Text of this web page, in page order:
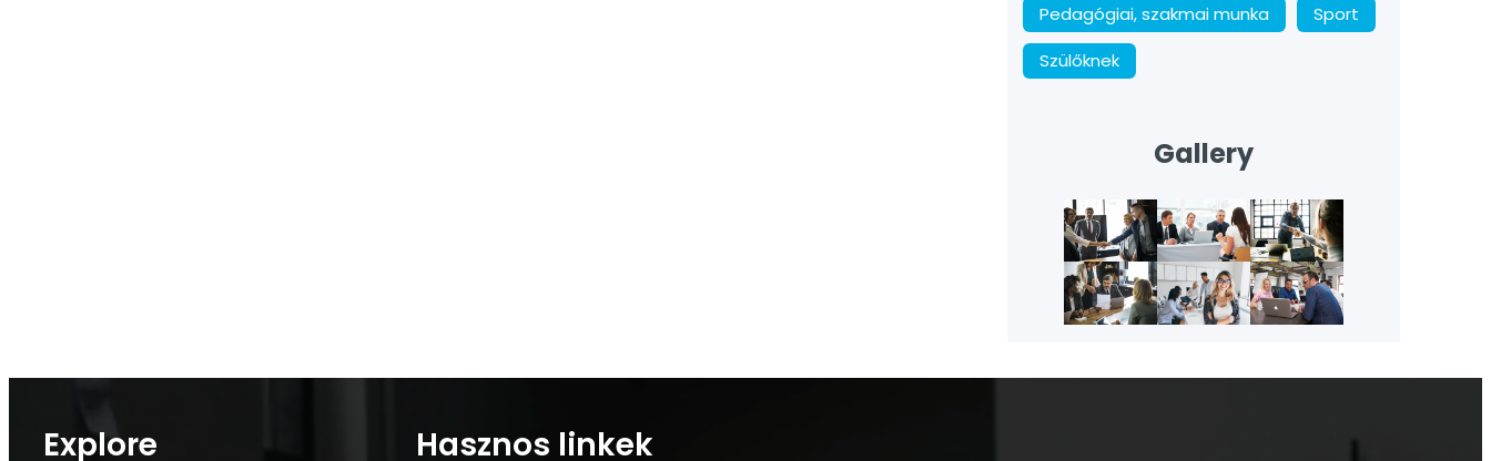
Pedagógiai, szakmai munka
Sport
Szülőknek
Gallery
Explore Hasznos linkek